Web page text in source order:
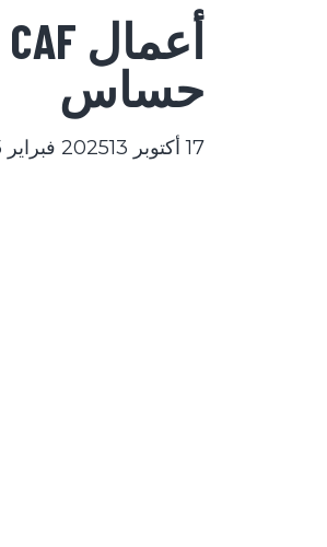
حساس
17 أكتوبر 2025 13 فبراير 2025